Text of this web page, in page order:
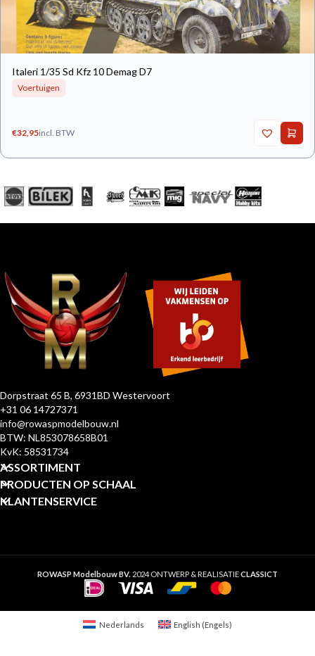
Italeri 1/35 Sd Kfz 10 Demag D7
Voertuigen
€32,95incl. BTW
Dorpstraat 65 B, 6931BD Westervoort
+31 06 14727371
info@rowaspmodelbouw.nl
BTW: NL853078658B01
KvK: 58531734
ASSORTIMENT
PRODUCTEN OP SCHAAL
KLANTENSERVICE
ROWASP Modelbouw BV. 2024 ONTWERP & REALISATIECLASSICT
Nederlands English (Engels)